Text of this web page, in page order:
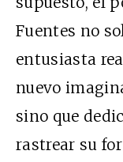
Fuentes no
entusiasta
nuevo
sino que
rastrear su